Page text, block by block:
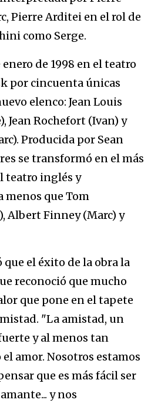
Pierre Arditei en el rol de
como Serge.
enero de 1998 en el teatro
por cincuenta únicas
elenco: Jean Louis
Jean Rochefort (Ivan) y
Producida por Sean
se transformó en el más
teatro inglés y
que Tom
Albert Finney (Marc) y
el éxito de la obra la
reconoció que mucho
que pone en el tapete
"La amistad, un
y al menos tan
amor. Nosotros estamos
que es más fácil ser
y nos